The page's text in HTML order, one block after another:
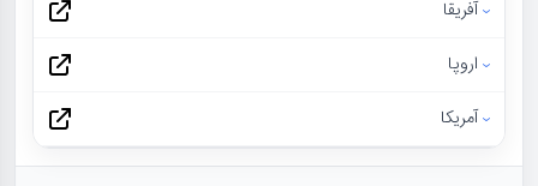
آفریقا
اروپا
آمریکا